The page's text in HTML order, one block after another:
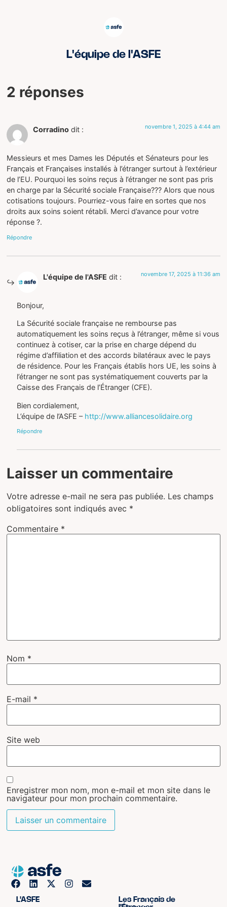
L'équipe de l'ASFE
2 réponses
Corradino dit : novembre 1, 2025 à 4:44 am
Messieurs et mes Dames les Députés et Sénateurs pour les
Français et Françaises installés à l’étranger surtout à l’extérieur
de l’EU. Pourquoi les soins reçus à l’étranger ne sont pas pris
en charge par la Sécurité sociale Française??? Alors que nous
cotisations toujours. Pourriez-vous faire en sortes que nos
droits aux soins soient rétabli. Merci d’avance pour votre
réponse ?.
Répondre
L'équipe de l'ASFE dit : novembre 17, 2025 à 11:36 am
Bonjour,
La Sécurité sociale française ne rembourse pas
automatiquement les soins reçus à l’étranger, même si vous
continuez à cotiser, car la prise en charge dépend du
régime d’affiliation et des accords bilatéraux avec le pays
de résidence. Pour les Français établis hors UE, les soins à
l’étranger ne sont pas systématiquement couverts par la
Caisse des Français de l’Étranger (CFE).
Bien cordialement,
L’équipe de l’ASFE – http://www.alliancesolidaire.org
Répondre
Laisser un commentaire
Votre adresse e-mail ne sera pas publiée. Les champs
obligatoires sont indiqués avec *
Commentaire *
Nom *
E-mail *
Site web
Enregistrer mon nom, mon e-mail et mon site dans le
navigateur pour mon prochain commentaire.
L'ASFE
Les Français de